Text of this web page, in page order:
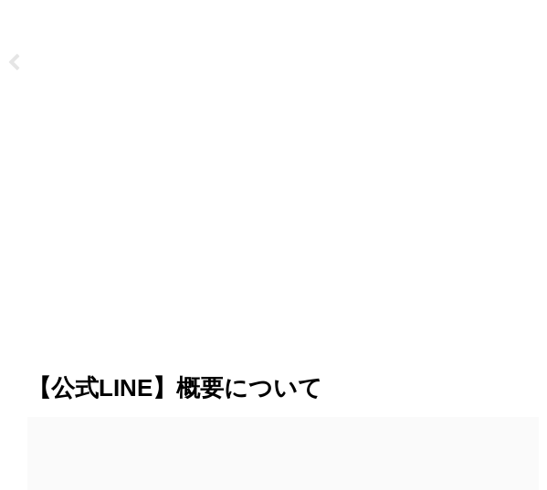
【公式LINE】概要について